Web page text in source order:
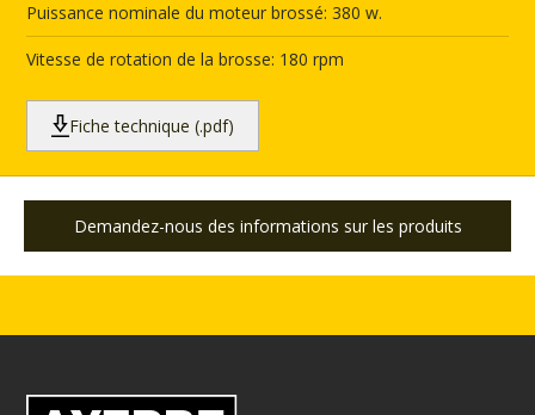
Puissance nominale du moteur brossé: 380 w.
Vitesse de rotation de la brosse: 180 rpm
Fiche technique (.pdf)
Demandez-nous des informations sur les produits